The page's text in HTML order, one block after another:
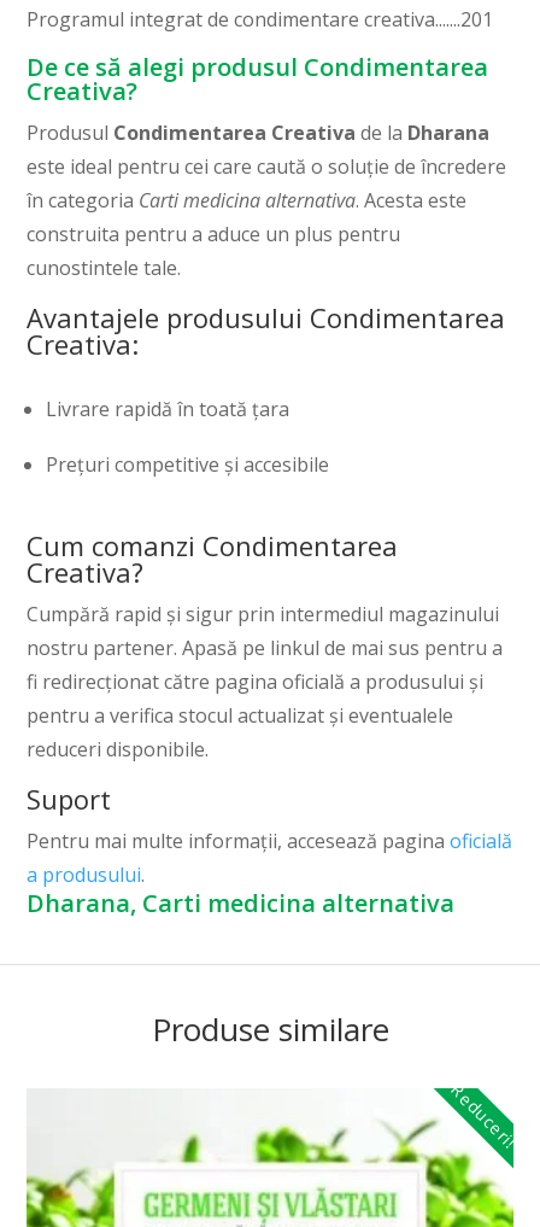
Programul integrat de condimentare creativa.......201
De ce să alegi produsul Condimentarea
Creativa?
Produsul Condimentarea Creativa de la Dharana
este ideal pentru cei care caută o soluție de încredere
în categoria Carti medicina alternativa. Acesta este
construita pentru a aduce un plus pentru
cunostintele tale.
Avantajele produsului Condimentarea
Creativa:
Livrare rapidă în toată țara
Prețuri competitive și accesibile
Cum comanzi Condimentarea
Creativa?
Cumpără rapid și sigur prin intermediul magazinului
nostru partener. Apasă pe linkul de mai sus pentru a
fi redirecționat către pagina oficială a produsului și
pentru a verifica stocul actualizat și eventualele
reduceri disponibile.
Suport
Pentru mai multe informații, accesează paginaoficială
a produsului.
Dharana, Carti medicina alternativa
Produse similare
Reduceri!